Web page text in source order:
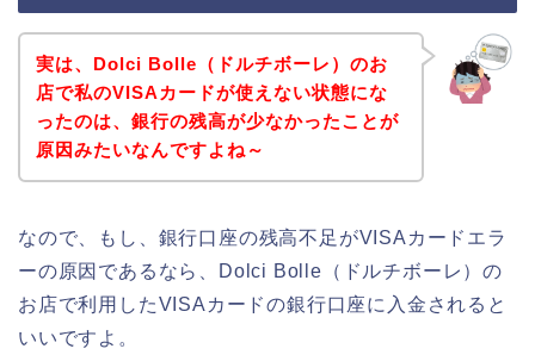
実は、Dolci Bolle（ドルチボーレ）のお
店で私のVISAカードが使えない状態にな
ったのは、銀行の残高が少なかったことが
原因みたいなんですよね～
なので、もし、銀行口座の残高不足がVISAカードエラ
ーの原因であるなら、Dolci Bolle（ドルチボーレ）の
お店で利用したVISAカードの銀行口座に入金されると
いいですよ。